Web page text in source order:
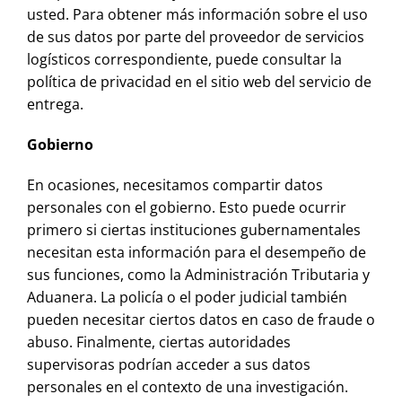
usted. Para obtener más información sobre el uso
de sus datos por parte del proveedor de servicios
logísticos correspondiente, puede consultar la
política de privacidad en el sitio web del servicio de
entrega.
Gobierno
En ocasiones, necesitamos compartir datos
personales con el gobierno. Esto puede ocurrir
primero si ciertas instituciones gubernamentales
necesitan esta información para el desempeño de
sus funciones, como la Administración Tributaria y
Aduanera. La policía o el poder judicial también
pueden necesitar ciertos datos en caso de fraude o
abuso. Finalmente, ciertas autoridades
supervisoras podrían acceder a sus datos
personales en el contexto de una investigación.